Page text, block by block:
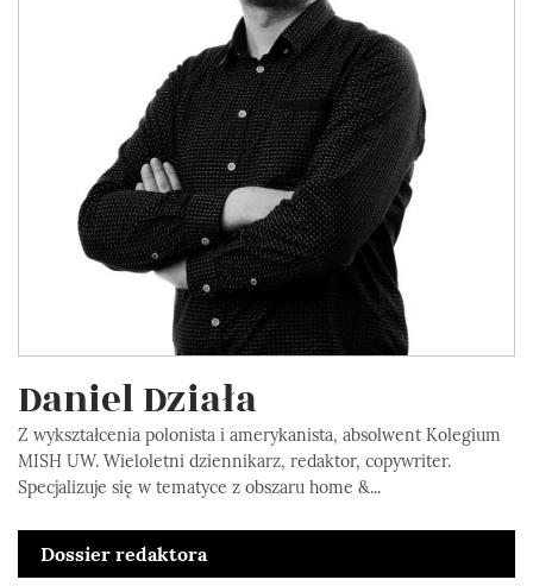
Daniel Działa
Z wykształcenia polonista i amerykanista, absolwent Kolegium
MISH UW. Wieloletni dziennikarz, redaktor, copywriter.
Specjalizuje się w tematyce z obszaru home &...
Dossier redaktora